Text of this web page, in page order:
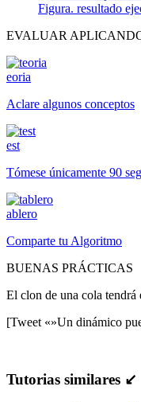
Figura. resultado
EVALUAR
eoria
Aclare algunos conceptos
est
Tómese únicamente 90
ablero
Comparte tu Algoritmo
BUENAS PRÁCTICAS
El clon de una cola tendrá
[Tweet «»Un dinámico
Tutorias similares ↙